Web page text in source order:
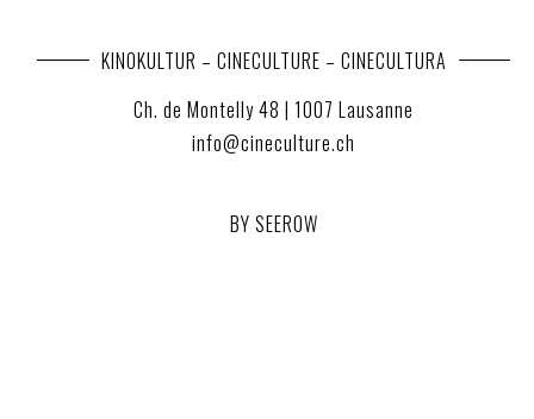
KINOKULTUR – CINECULTURE – CINECULTURA
Ch. de Montelly 48 | 1007 Lausanne
info@cineculture.ch
BY SEEROW